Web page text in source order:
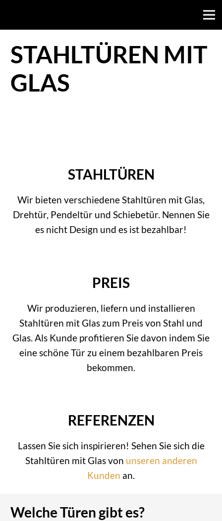
STAHLTÜREN MIT
GLAS
STAHLTÜREN
Wir bieten verschiedene Stahltüren mit Glas,
Drehtür, Pendeltür und Schiebetür. Nennen Sie
es nicht Design und es ist bezahlbar!
PREIS
Wir produzieren, liefern und installieren
Stahltüren mit Glas zum Preis von Stahl und
Glas. Als Kunde profitieren Sie davon indem Sie
eine schöne Tür zu einem bezahlbaren Preis
bekommen.
REFERENZEN
Lassen Sie sich inspirieren! Sehen Sie sich die
Stahltüren mit Glas von unseren anderen
Kunden an.
Welche Türen gibt es?